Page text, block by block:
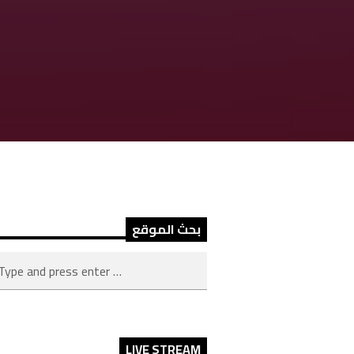
بحث الموقع